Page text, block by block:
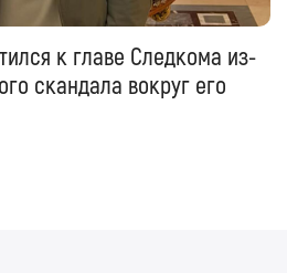
к главе Следкома из-
скандала вокруг его